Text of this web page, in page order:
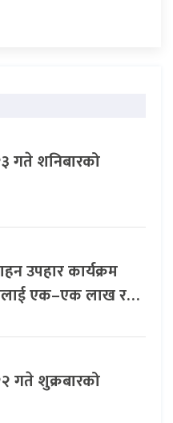
गते शनिबारको
उपहार कार्यक्रम
एक–एक लाख र…
गते शुक्रबारको